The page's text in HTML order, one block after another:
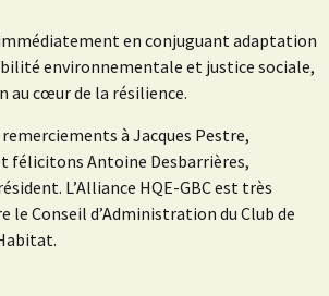
immédiatement en conjuguant adaptation
environnementale et justice sociale,
au cœur de la résilience.
à Jacques Pestre,
félicitons Antoine Desbarrières,
L’Alliance HQE-GBC est très
le Conseil d’Administration du Club de